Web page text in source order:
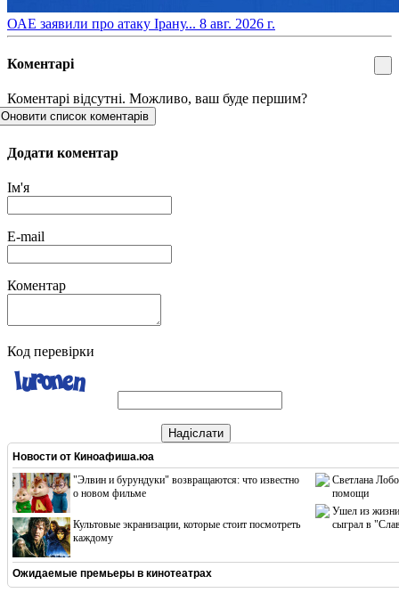
​ОАЕ заявили про атаку Ірану... 8 авг. 2026 г.
Коментарі
Коментарі відсутні. Можливо, ваш буде першим?
Оновити список коментарів
Додати коментар
Ім'я
E-mail
Коментар
Код перевірки
Надіслати
Новости от Киноафиша.юа
"Элвин и бурундуки" возвращаются: что известно
о новом фильме
Культовые экранизации, которые стоит посмотреть
каждому
Светлана
помощи
Ушел из жизни
сыграл в
Ожидаемые премьеры в кинотеатрах